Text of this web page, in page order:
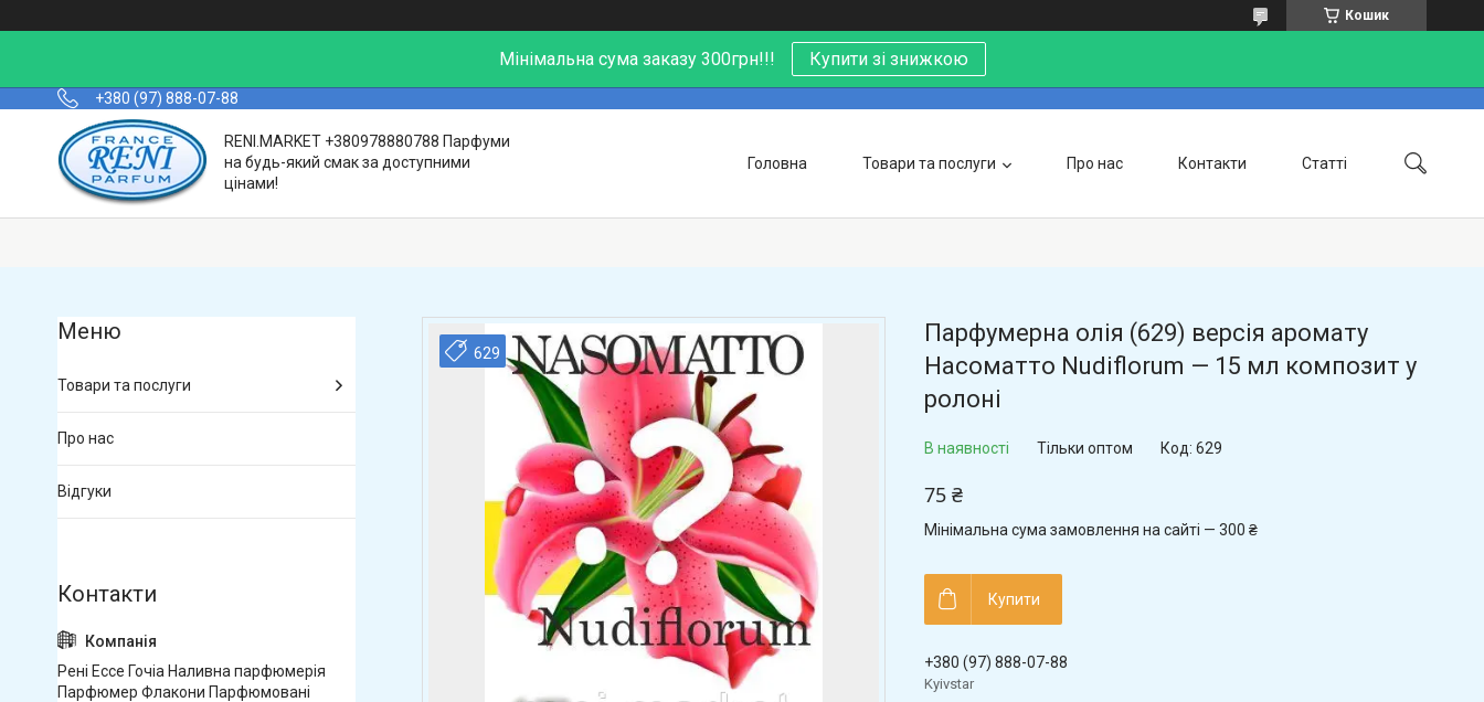
Кошик
Мінімальна сума заказу 300грн!!! Купити зі знижкою
+380 (97) 888-07-88
RENI.MARKET +380978880788 Парфуми
на будь-який смак за доступними
цінами!
Головна Товари та послуги Про нас Контакти Статті
629
Парфумерна олія (629) версія аромату
Насоматто Nudiflorum — 15 мл композит у
ролоні
В наявності Тільки оптом Код: 629
75 ₴
Мінімальна сума замовлення на сайті — 300 ₴
Купити
+380 (97) 888-07-88
Kyivstar
Товари та послуги
Про нас
Відгуки
Рені Ессе Гочіа Наливна парфюмерія
Парфюмер Флакони Парфюмовані